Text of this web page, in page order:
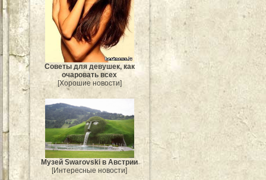
Советы для девушек, как
очаровать всех
[Хорошие новости]
Музей Swarovski в Австрии
[Интересные новости]